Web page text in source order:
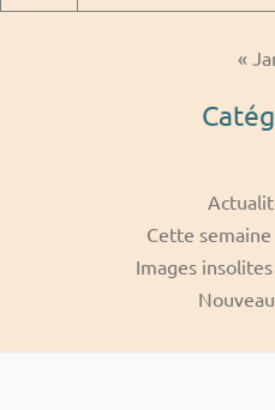
«
Cette semaine
Images